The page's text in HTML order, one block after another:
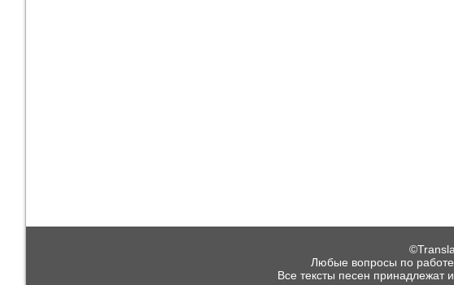
Любые вопросы по
Все тексты песен принадлежат